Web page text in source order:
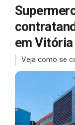
em
Veja como se